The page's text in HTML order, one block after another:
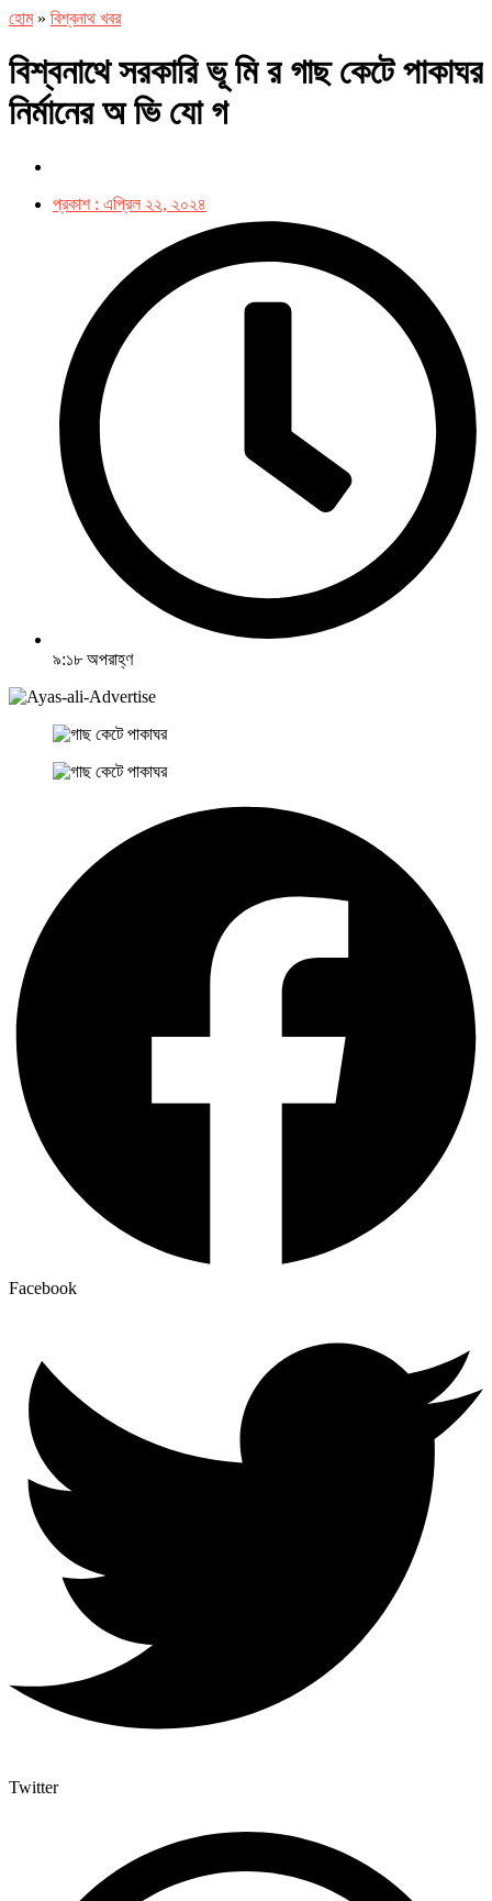
হোম» বিশ্বনাথ খবর
বিশ্বনাথে সরকারি ভূ মি র গাছ কেটে পাকাঘর
নির্মানের অ ভি যো গ
প্রকাশ : এপ্রিল ২২, ২০২৪
৯:১৮ অপরাহ্ণ
Facebook
Twitter